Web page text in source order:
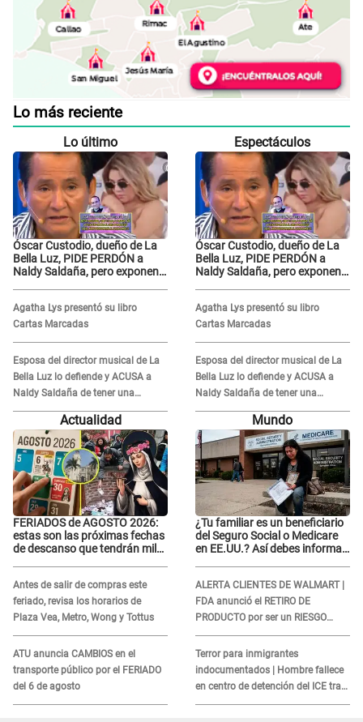
Lo más reciente
Lo último
Óscar Custodio, dueño de La
Bella Luz, PIDE PERDÓN a
Naldy Saldaña, pero exponen
grabar"
Agatha Lys presentó su libro
Cartas Marcadas
Esposa del director musical de La
Bella Luz lo defiende y ACUSA a
Naldy Saldaña de tener una
relación con él y otros integrantes
Espectáculos
Óscar Custodio, dueño de La
Bella Luz, PIDE PERDÓN a
Naldy Saldaña, pero exponen
grabar"
Agatha Lys presentó su libro
Cartas Marcadas
Esposa del director musical de La
Bella Luz lo defiende y ACUSA a
Naldy Saldaña de tener una
relación con él y otros integrantes
Actualidad
FERIADOS de AGOSTO 2026:
estas son las próximas fechas
de descanso que tendrán miles
Antes de salir de compras este
feriado, revisa los horarios de
Plaza Vea, Metro, Wong y Tottus
ATU anuncia CAMBIOS en el
transporte público por el FERIADO
del 6 de agosto
Mundo
¿Tu familiar es un beneficiario
del Seguro Social o Medicare
en EE.UU.? Así debes informar
ALERTA CLIENTES DE WALMART |
FDA anunció el RETIRO DE
PRODUCTO por ser un RIESGO
MORTAL para consumidores: ¿Cuál
es?
Terror para inmigrantes
indocumentados | Hombre fallece
en centro de detención del ICE tras
sufrir una "emergencia médica"